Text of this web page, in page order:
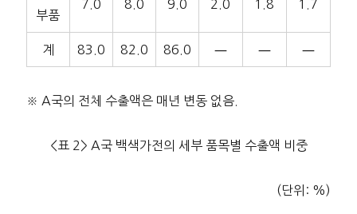
부품
7.0 8.0 9.0 2.0 1.8 1.7
계 83.0 82.0 86.0 ― ― ―
※ A국의 전체 수출액은 매년 변동 없음.
<표 2> A국 백색가전의 세부 품목별 수출액 비중
(단위: %)